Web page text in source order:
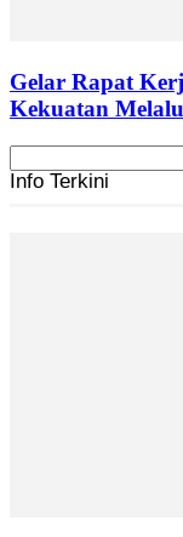
Gelar Rapat
Kekuatan
Info Terkini